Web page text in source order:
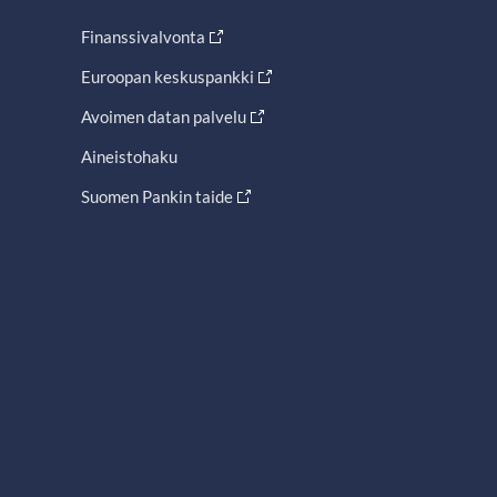
Finanssivalvonta
Euroopan keskuspankki
Avoimen datan palvelu
Aineistohaku
Suomen Pankin taide